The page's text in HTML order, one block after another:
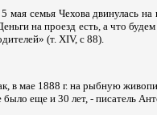
мая семья Чехова двинулась
на проезд есть, а что
(т. XIV, с 88).
в мае 1888 г. на рыбную
было еще и 30 лет, - писатель